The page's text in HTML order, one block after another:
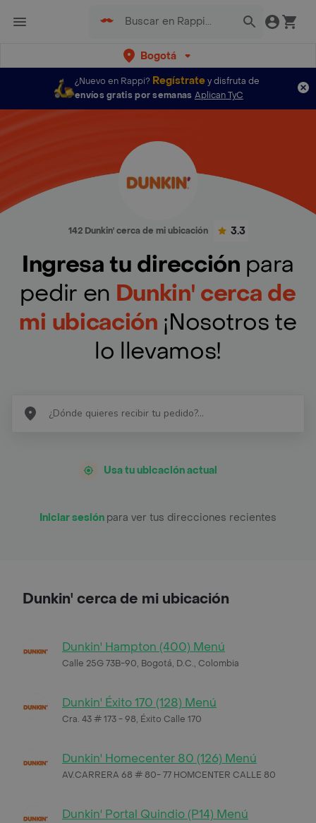
Bogotá
¿Nuevo en Rappi? Regístratey disfruta de
envíos gratis por semanas Aplican TyC
142 Dunkin' cerca de mi ubicación 3.3
Ingresa tu dirección para
pedir en Dunkin' cerca de
mi ubicación ¡Nosotros te
lo llevamos!
Usa tu ubicación actual
Iniciar sesión para ver tus direcciones recientes
Dunkin' cerca de mi ubicación
Dunkin' Hampton (400) Menú
Calle 25G 73B-90, Bogotá, D.C., Colombia
Dunkin' Éxito 170 (128) Menú
Cra. 43 # 173 - 98, Éxito Calle 170
Dunkin' Homecenter 80 (126) Menú
AV.CARRERA 68 # 80- 77 HOMCENTER CALLE 80
Dunkin' Portal Quindio (P14) Menú